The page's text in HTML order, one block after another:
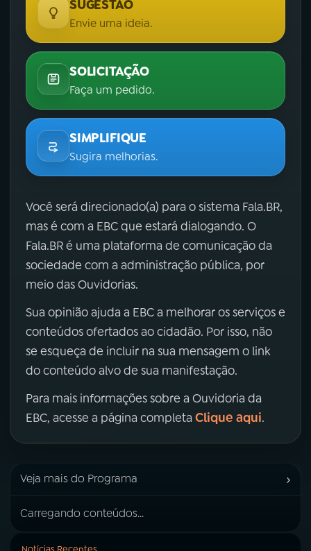
SUGESTÃO
Envie uma ideia.
SOLICITAÇÃO
Faça um pedido.
SIMPLIFIQUE
Sugira melhorias.
Você será direcionado(a) para o sistema Fala.BR,
mas é com a EBC que estará dialogando. O
Fala.BR é uma plataforma de comunicação da
sociedade com a administração pública, por
meio das Ouvidorias.
Sua opinião ajuda a EBC a melhorar os serviços e
conteúdos ofertados ao cidadão. Por isso, não
se esqueça de incluir na sua mensagem o link
do conteúdo alvo de sua manifestação.
Para mais informações sobre a Ouvidoria da
EBC, acesse a página completa Clique aqui.
Veja mais do Programa ›
Carregando conteúdos...